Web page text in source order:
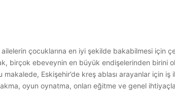
çocuklarına en iyi şekilde bakabilmesi için
birçok ebeveynin en büyük endişelerinden birini
Eskişehir’de kreş ablası arayanlar için iş
oyun oynatma, onları eğitme ve genel